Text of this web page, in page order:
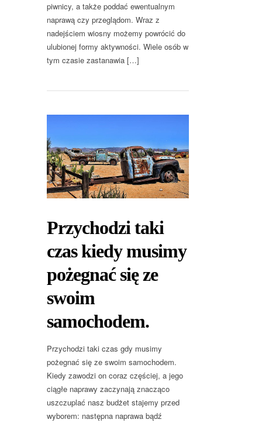
piwnicy, a także poddać ewentualnym
naprawą czy przeglądom. Wraz z
nadejściem wiosny możemy powrócić do
ulubionej formy aktywności. Wiele osób w
tym czasie zastanawia […]
Przychodzi taki
czas kiedy musimy
pożegnać się ze
swoim
samochodem.
Przychodzi taki czas gdy musimy
pożegnać się ze swoim samochodem.
Kiedy zawodzi on coraz częściej, a jego
ciągłe naprawy zaczynają znacząco
uszczuplać nasz budżet stajemy przed
wyborem: następna naprawa bądź